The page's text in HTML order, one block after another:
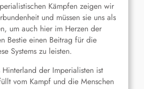
Kämpfen zeigen wir
und müssen sie uns als
um auch hier im Herzen der
Bestie einen Beitrag für die
Systems zu leisten.
der Imperialisten ist
vom Kampf und die Menschen